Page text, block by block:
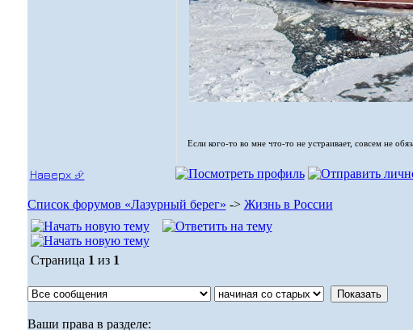
Если кого-то во мне что-то не устраивает, совсем не
Наверх ⮵
Список форумов «Лазурный берег» -> Жизнь в России
Страница 1 из 1
Ваши права в разделе: